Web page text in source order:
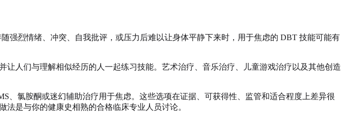
强烈情绪、冲突、自我批评，或压力后难以让身体平静下来时，用于焦虑的 DBT 技能可能有
人们与理解相似经历的人一起练习技能。艺术治疗、音乐治疗、儿童游戏治疗以及其他创造
氯胺酮或迷幻辅助治疗用于焦虑。这些选项在证据、可获得性、监管和适合程度上差异很
是与你的健康史相熟的合格临床专业人员讨论。